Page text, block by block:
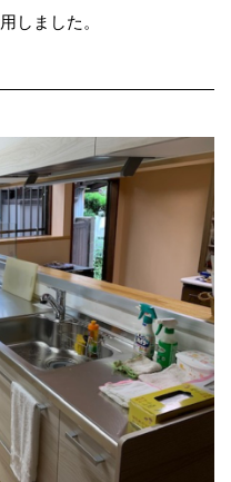
しました。